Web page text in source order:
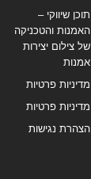
תוכן שיווקי –
האמנות והטכניקה
של צילום יצירות
אמנות
מדיניות פרטיות
מדיניות פרטיות
הצהרת נגישות